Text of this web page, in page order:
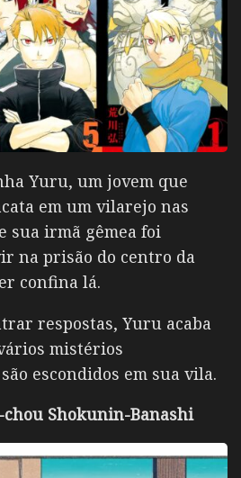
Yuru, um jovem que
em um vilarejo nas
sua irmã gêmea foi
na prisão do centro da
confina lá.
respostas, Yuru acaba
mistérios
escondidos em sua vila.
Shokunin-Banashi